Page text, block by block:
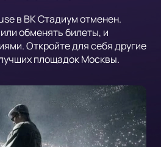
в ВК Стадиум отменен.
обменять билеты, и
Откройте для себя другие
площадок Москвы.